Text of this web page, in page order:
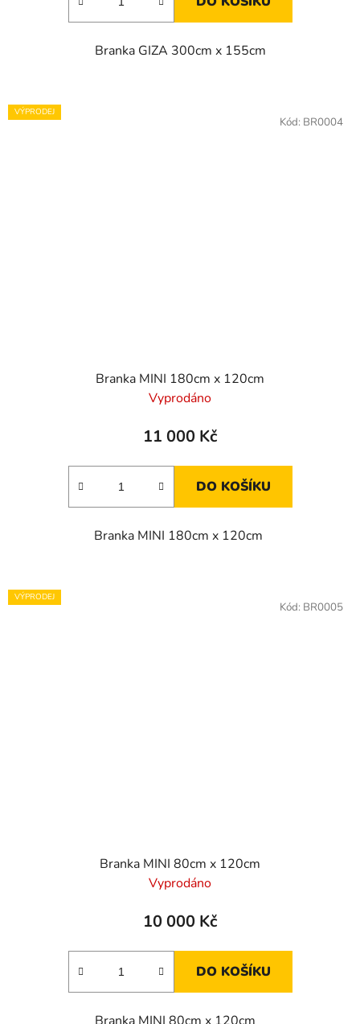
Branka GIZA 300cm x 155cm
VÝPRODEJ
Branka MINI 180cm x 120cm
Vyprodáno
11 000 Kč
DO KOŠÍKU
Branka MINI 180cm x 120cm
Kód: BR0004
VÝPRODEJ
Branka MINI 80cm x 120cm
Vyprodáno
10 000 Kč
DO KOŠÍKU
Kód: BR0005